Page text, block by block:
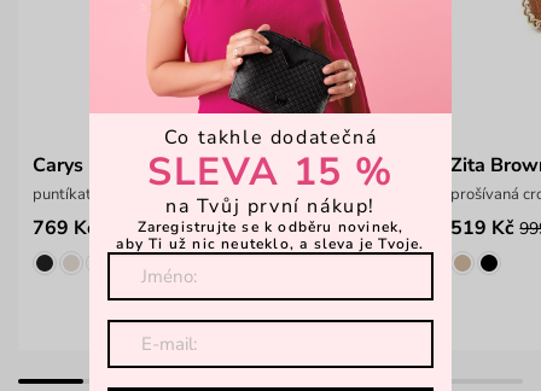
Carys Big Dot Mocha
puntíkatá crossbody kabelka
769 Kč 1 099 Kč
Zita
prošívaná
519 Kč
Co takhle dodatečná
SLEVA 15 %
na Tvůj první nákup!
Zaregistrujte se k odběru novinek,
aby Ti už nic neuteklo, a sleva je Tvoje.